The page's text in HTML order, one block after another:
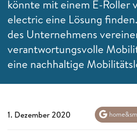
könnte mit einem E-Roller
electric eine Lösung
des Unternehmens
verantwortungsvolle
eine nachhaltige
1. Dezember 2020